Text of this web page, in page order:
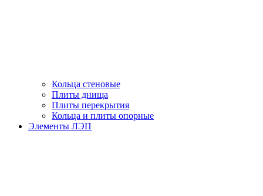
Кольца стеновые
Плиты днища
Плиты перекрытия
Кольца и плиты опорные
Элементы ЛЭП